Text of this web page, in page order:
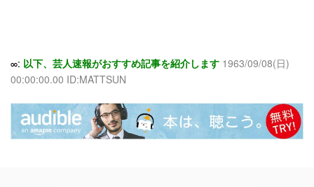
∞: 以下、芸人速報がおすすめ記事を紹介します 1963/09/08(日)
00:00:00.00 ID:MATTSUN